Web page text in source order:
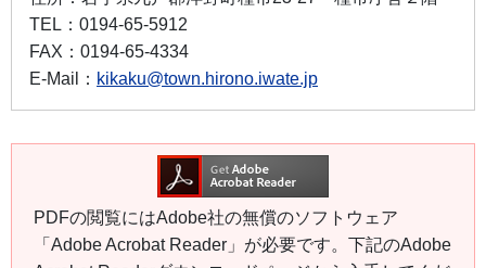
TEL： 0194-65-5912
FAX： 0194-65-4334
E-Mail： kikaku@town.hirono.iwate.jp
PDFの閲覧にはAdobe社の無償のソフトウェア
「Adobe Acrobat Reader」が必要です。下記のAdobe